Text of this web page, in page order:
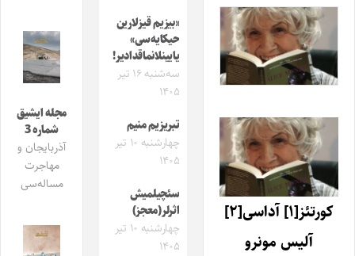
کورتئز[۱] آداسی[۲]
آلیس مونرو
«بیزیم قیزلارین
حیکایه‌سی»
یایینلانماقدادیر!
سه‌شنبه ۱۶ تیر
۱۴۰۵
تبریزیم منیم
چهارشنبه ۱۰ تیر
۱۴۰۵
سئچیلمیش
اثرلر(معجز)
چهارشنبه ۱۰ تیر
۱۴۰۵
مجله ایشیق
شماره 3
آذربایجان و
مهاجرت
مساله‌سی